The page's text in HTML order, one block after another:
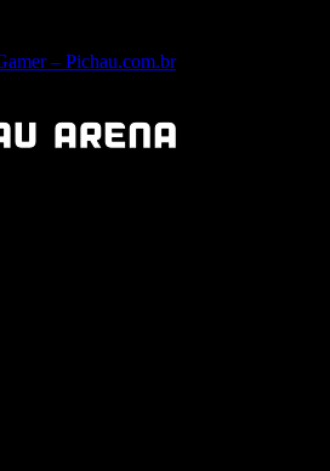
– Pichau.com.br